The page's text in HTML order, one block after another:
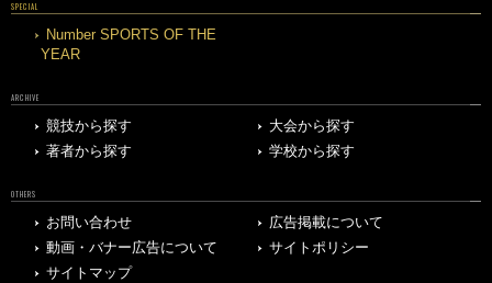
SPECIAL
Number SPORTS OF THE
YEAR
ARCHIVE
競技から探す
大会から探す
著者から探す
学校から探す
OTHERS
お問い合わせ
広告掲載について
動画・バナー広告について
サイトポリシー
サイトマップ